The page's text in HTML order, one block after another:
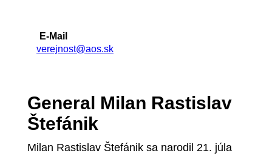
E-Mail
verejnost@aos.sk
General Milan Rastislav
Štefánik
Milan Rastislav Štefánik sa narodil 21. júla